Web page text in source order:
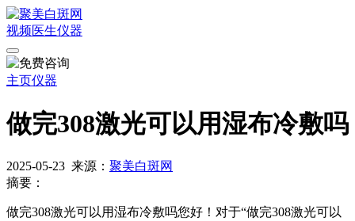
视频医生仪器
主页仪器
做完308激光可以用湿布冷敷吗
2025-05-23 来源： 聚美白斑网
摘要：
做完308激光可以用湿布冷敷吗您好！对于“做完308激光可以